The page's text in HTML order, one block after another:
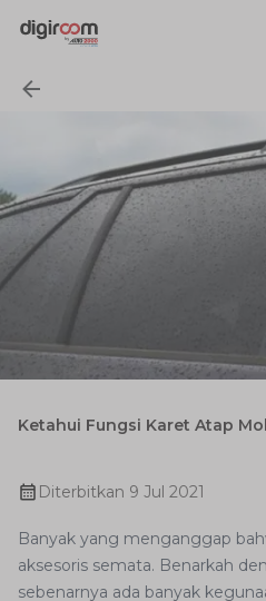
Ketahui Fungsi Karet Atap
Diterbitkan 9 Jul 2021
Banyak yang menganggap
aksesoris semata. Benarkah
sebenarnya ada banyak